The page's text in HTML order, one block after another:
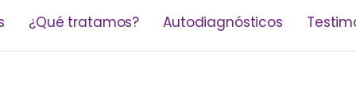
¿Qué tratamos? Autodiagnósticos